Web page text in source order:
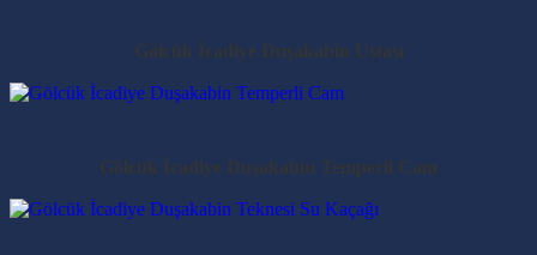
Gölcük İcadiye Duşakabin Ustası
Gölcük İcadiye Duşakabin Temperli Cam